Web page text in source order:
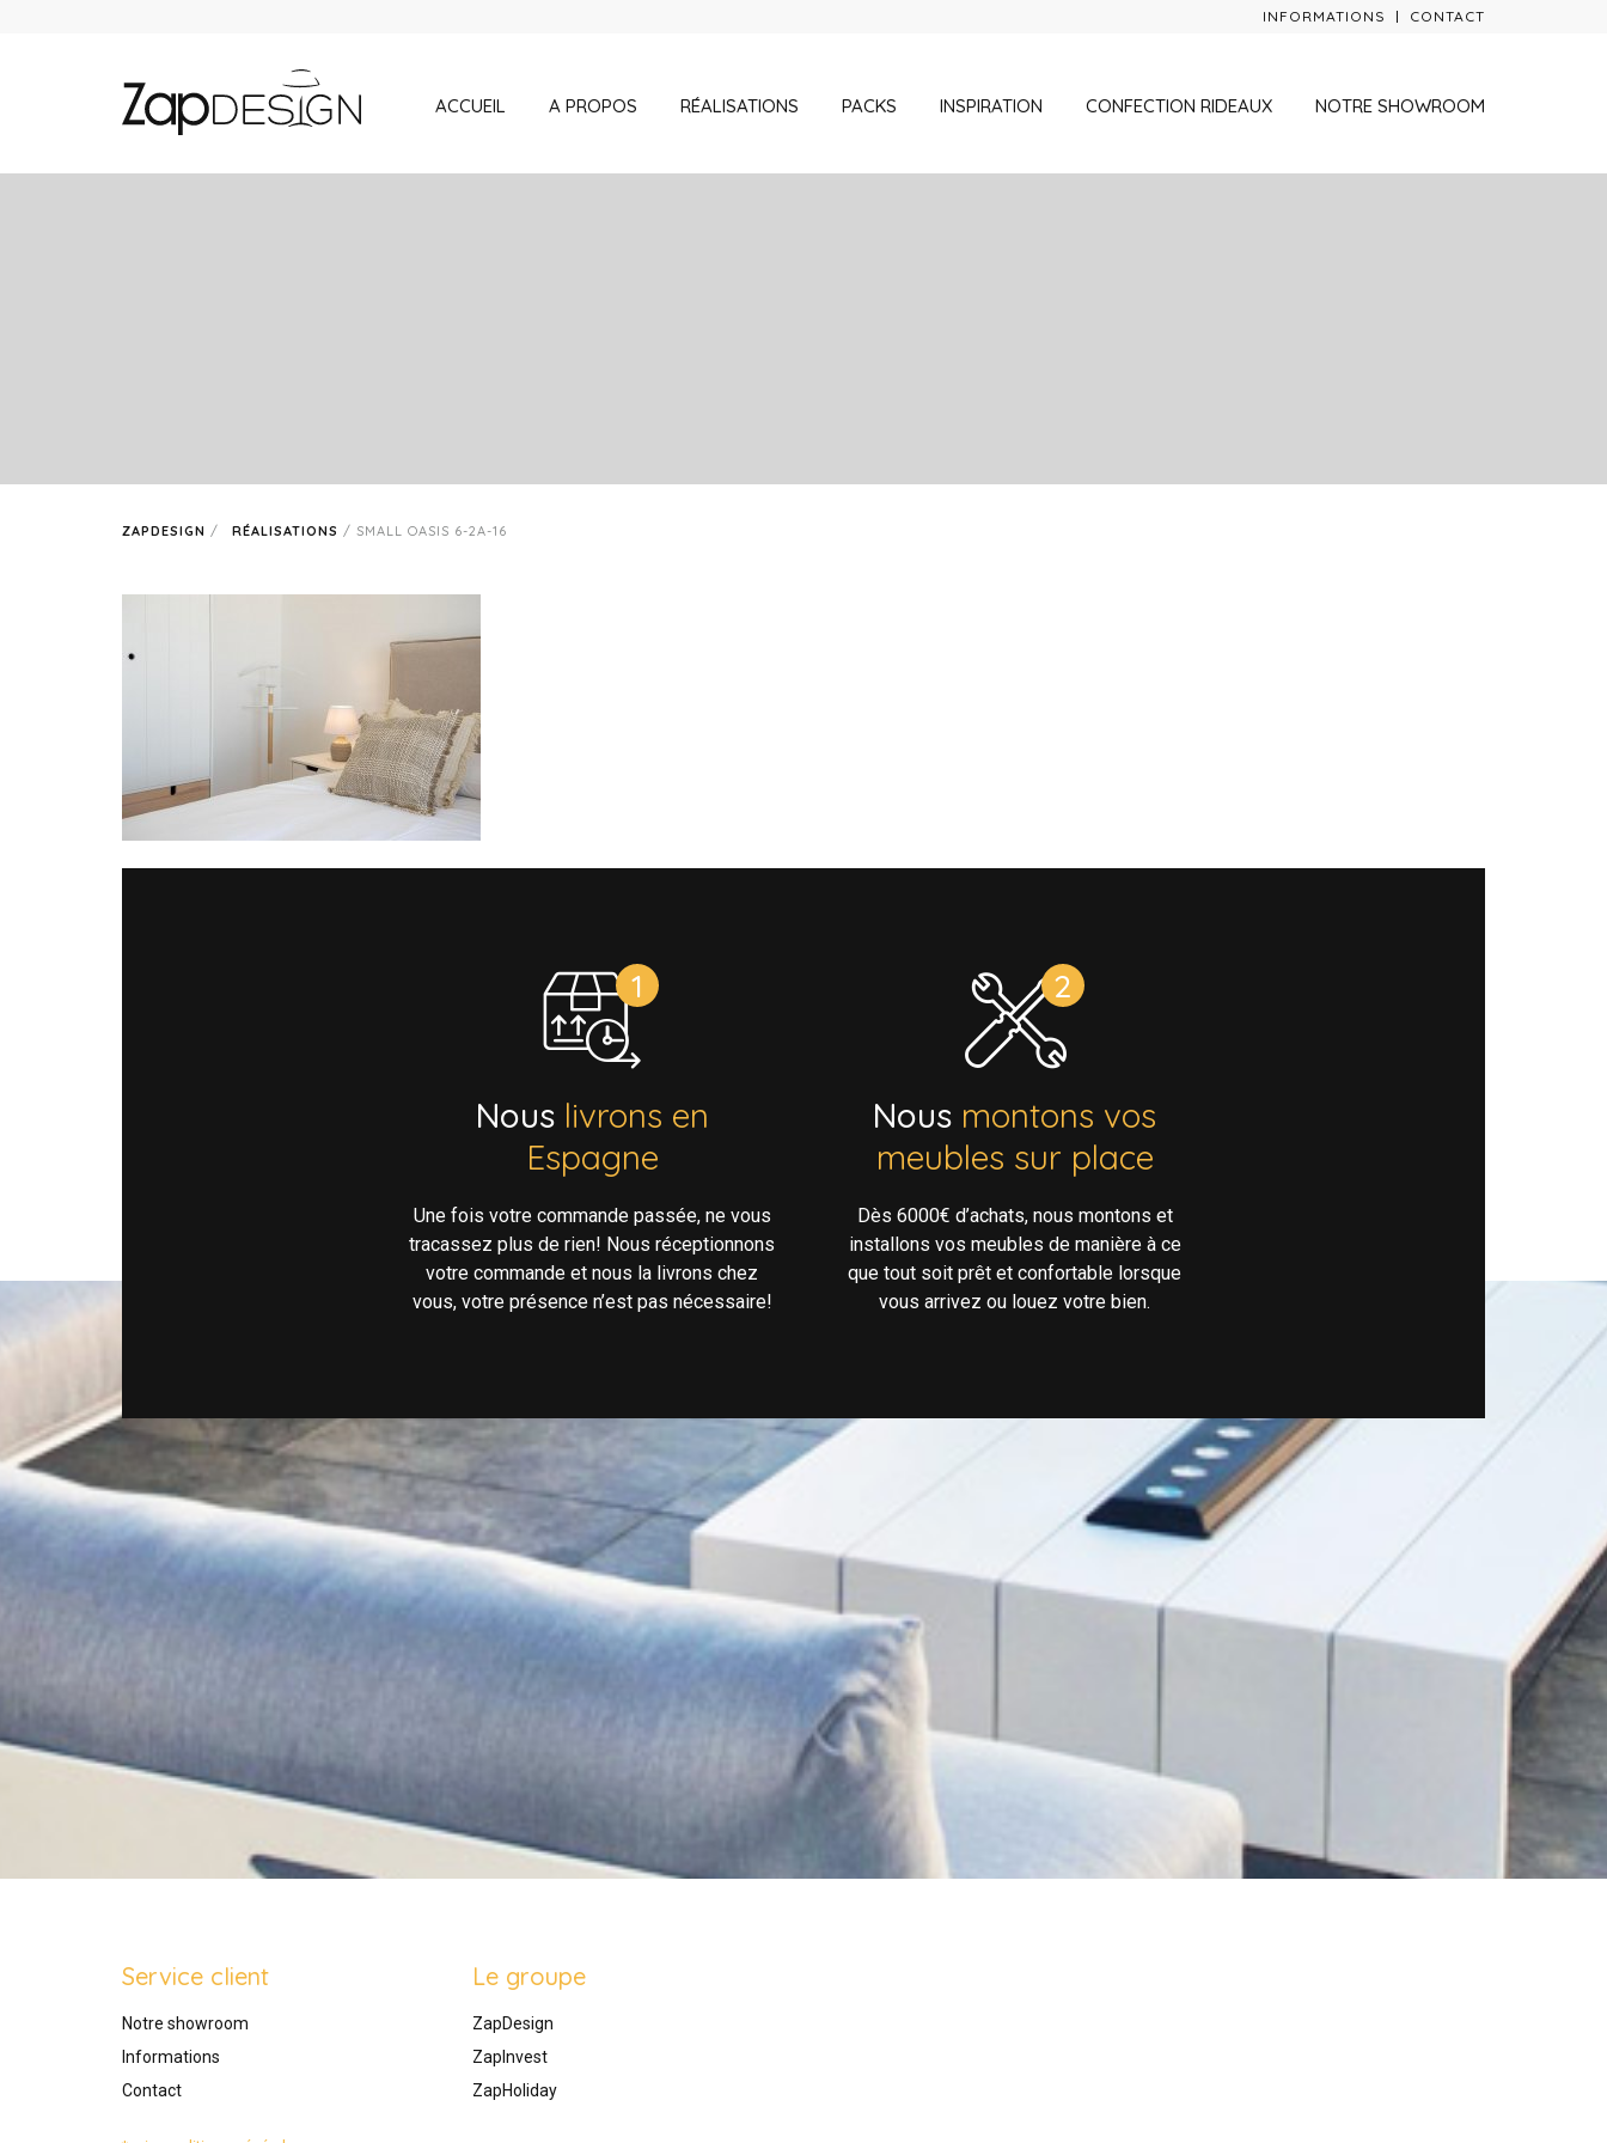
INFORMATIONS CONTACT
ACCUEIL A PROPOS RÉALISATIONS PACKS INSPIRATION CONFECTION RIDEAUX NOTRE SHOWROOM
ZAPDESIGN / RÉALISATIONS / SMALL OASIS 6-2A-16
Nous livrons en
Espagne
Une fois votre commande passée, ne vous
tracassez plus de rien! Nous réceptionnons
votre commande et nous la livrons chez
vous, votre présence n’est pas nécessaire!
Nous montons vos
meubles sur place
Dès 6000€ d’achats, nous montons et
installons vos meubles de manière à ce
que tout soit prêt et confortable lorsque
vous arrivez ou louez votre bien.
Service client
Notre showroom
Informations
Contact
Le groupe
ZapDesign
ZapInvest
ZapHoliday